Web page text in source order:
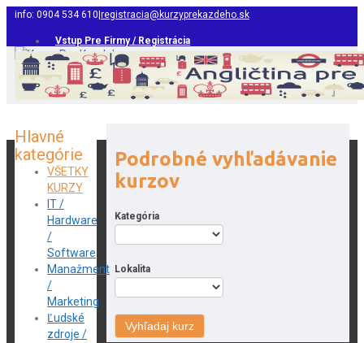
info: 0904 534 610 registracia@kurzyprekazdeho.sk
Vstup Pre Firmy / Registrácia
Podrobné vyhľadávanie
kurzov
Kategória
Lokalita
Hlavné
kategórie
VŠETKY
KURZY
IT /
Hardware
/
Software
Manažment
/
Marketing
Ľudské
zdroje /